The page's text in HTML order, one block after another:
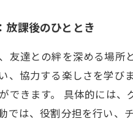
課後のひととき
友達との絆を深める場
、協力する楽しさを学
できます。 具体的には
では、役割分担を行い